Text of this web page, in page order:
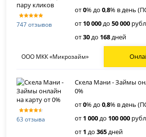
747 отзывов
от0% до0,8% в день
от 10 000до50 000
от30до 168дней
ООО МКК «Микрозайм»
63 отзыва
Скела Мани - Займы
0%
от0% до0,8% в день
от 1 000до 100 000
от 1 до365дней